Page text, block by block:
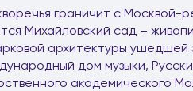
граничит с Москвой-
Михайловский сад –
архитектуры ушедшей
дом музыки,
академического